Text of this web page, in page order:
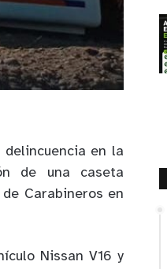
en la
de una caseta
Carabineros en
Nissan V16 y